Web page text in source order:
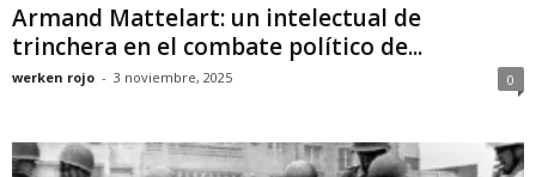
Armand Mattelart: un intelectual de
trinchera en el combate político de...
werken rojo - 3 noviembre, 2025 0